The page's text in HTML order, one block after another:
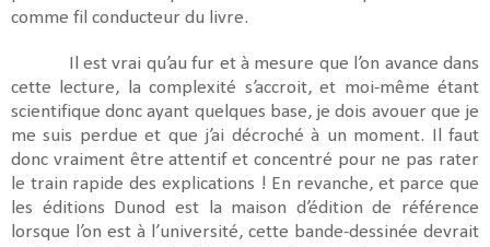
comme fil conducteur du livre.
Il est vrai qu’au fur et à mesure que l’on avance dans
cette lecture, la complexité s’accroit, et moi-même étant
scientifique donc ayant quelques base, je dois avouer que je
me suis perdue et que j’ai décroché à un moment. Il faut
donc vraiment être attentif et concentré pour ne pas rater
le train rapide des explications ! En revanche, et parce que
les éditions Dunod est la maison d’édition de référence
lorsque l’on est à l’université, cette bande-dessinée devrait